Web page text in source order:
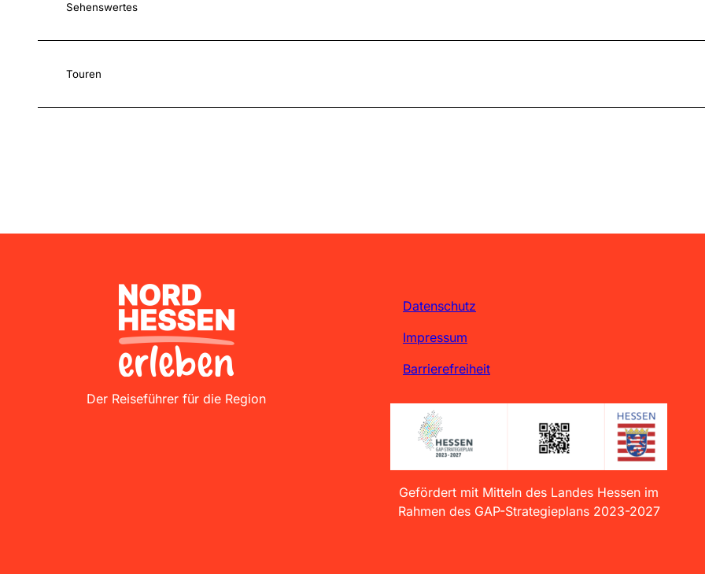
Sehenswertes
Touren
Nordhessen Erleben
Der Reiseführer für die Region
Datenschutz
Impressum
Barrierefreiheit
Gefördert mit Mitteln des Landes Hessen im
Rahmen des GAP-Strategieplans 2023-2027